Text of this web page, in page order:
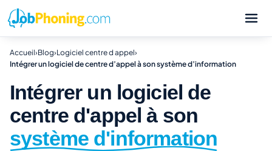
Accueil›Blog›Logiciel centre d appel›
Intégrer un logiciel de centre d’appel à son système d’information
Intégrer un logiciel de
centre d'appel à son
système d'information